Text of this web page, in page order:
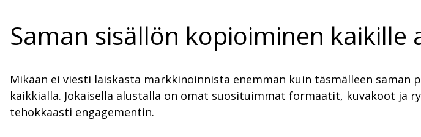
Saman sisällön kopioiminen kaikille
Mikään ei viesti laiskasta markkinoinnista enemmän kuin täsmälleen
kaikkialla. Jokaisella alustalla on omat suosituimmat formaatit, kuvakoot
tehokkaasti engagementin.